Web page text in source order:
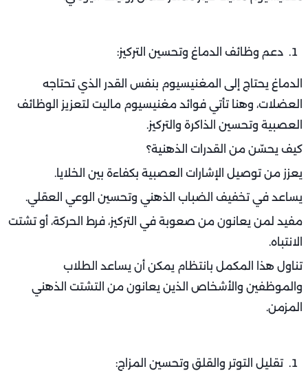
دعم وظائف الدماغ وتحسين التركيز:
الدماغ يحتاج إلى المغنيسيوم بنفس القدر الذي تحتاجه
العضلات، وهنا تأتي فوائد مغنيسيوم ماليت لتعزيز الوظائف
العصبية وتحسين الذاكرة والتركيز.
كيف يحسّن من القدرات الذهنية؟
يعزز من توصيل الإشارات العصبية بكفاءة بين الخلايا.
يساعد في تخفيف الضباب الذهني وتحسين الوعي العقلي.
مفيد لمن يعانون من صعوبة في التركيز، فرط الحركة، أو تشتت
الانتباه.
تناول هذا المكمل بانتظام يمكن أن يساعد الطلاب
والموظفين والأشخاص الذين يعانون من التشتت الذهني
المزمن.
تقليل التوتر والقلق وتحسين المزاج: